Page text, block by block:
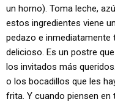
un horno). Toma leche,
estos ingredientes viene
pedazo e
delicioso. Es un postre
los invitados más
o los bocadillos que les
frita. Y cuando piensen